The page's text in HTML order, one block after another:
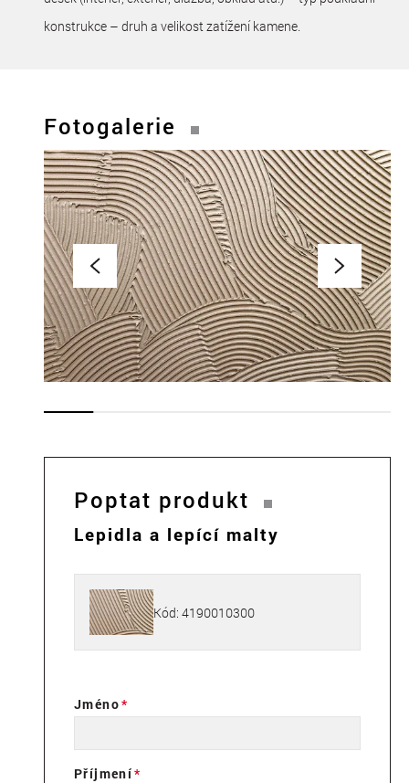
konstrukce – druh a velikost zatížení kamene.
Fotogalerie
Poptat produkt
Lepidla a lepící malty
Kód: 4190010300
Jméno
Příjmení